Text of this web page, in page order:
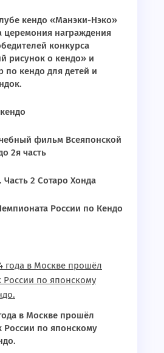
кендо «Манэки-Нэко»
церемония награждения
конкурса
рисунок о кендо» и
по кендо для детей и
фильм Всеяпонской
2я часть
Часть 2 Сотаро Хонда
России по Кендо
в Москве прошёл
России по японскому